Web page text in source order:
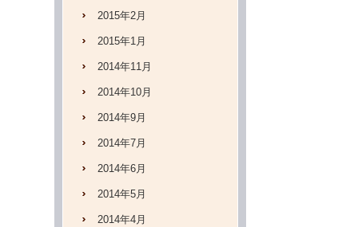
2015年2月
2015年1月
2014年11月
2014年10月
2014年9月
2014年7月
2014年6月
2014年5月
2014年4月